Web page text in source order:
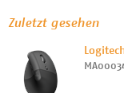
Zuletzt gesehen